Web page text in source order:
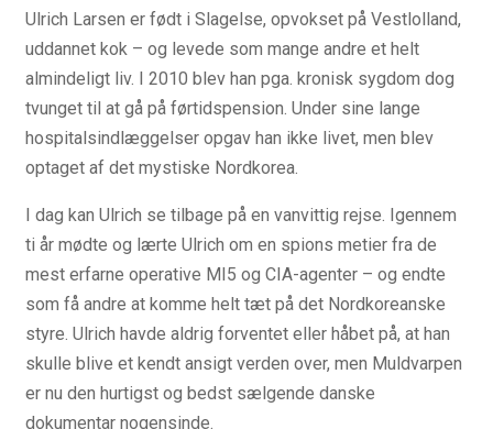
Ulrich Larsen er født i Slagelse, opvokset på Vestlolland,
uddannet kok – og levede som mange andre et helt
almindeligt liv. I 2010 blev han pga. kronisk sygdom dog
tvunget til at gå på førtidspension. Under sine lange
hospitalsindlæggelser opgav han ikke livet, men blev
optaget af det mystiske Nordkorea.
I dag kan Ulrich se tilbage på en vanvittig rejse. Igennem
ti år mødte og lærte Ulrich om en spions metier fra de
mest erfarne operative MI5 og CIA-agenter – og endte
som få andre at komme helt tæt på det Nordkoreanske
styre. Ulrich havde aldrig forventet eller håbet på, at han
skulle blive et kendt ansigt verden over, men Muldvarpen
er nu den hurtigst og bedst sælgende danske
dokumentar nogensinde.